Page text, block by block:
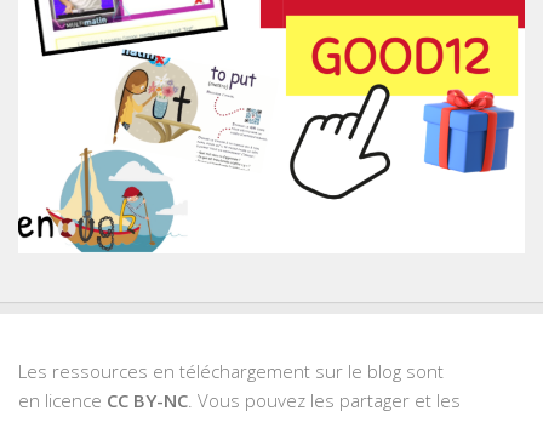
Les ressources en téléchargement sur le blog sont
en licence CC BY-NC . Vous pouvez les partager et les